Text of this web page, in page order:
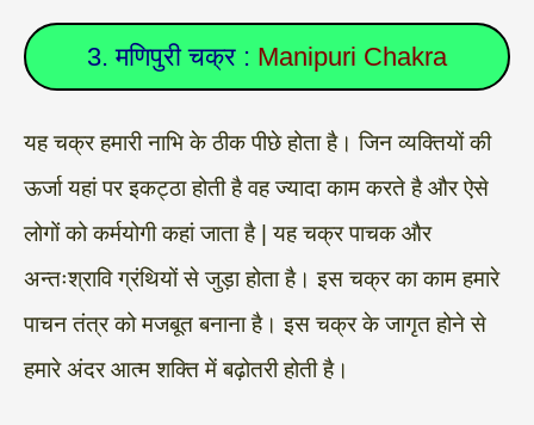
3. मणिपुरी चक्र : Manipuri Chakra
यह चक्र हमारी नाभि के ठीक पीछे होता है। जिन व्यक्तियों की
ऊर्जा यहां पर इकट्ठा होती है वह ज्यादा काम करते है और ऐसे
लोगों को कर्मयोगी कहां जाता है | यह चक्र पाचक और
अन्तःश्रावि ग्रंथियों से जुड़ा होता है। इस चक्र का काम हमारे
पाचन तंत्र को मजबूत बनाना है। इस चक्र के जागृत होने से
हमारे अंदर आत्म शक्ति में बढ़ोतरी होती है।